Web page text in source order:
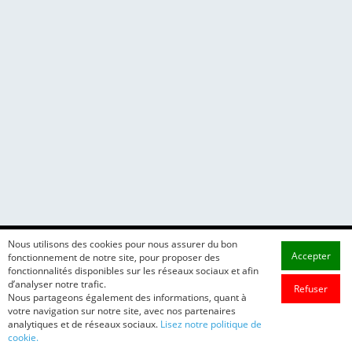
Nous utilisons des cookies pour nous assurer du bon
fonctionnement de notre site, pour proposer des
fonctionnalités disponibles sur les réseaux sociaux et afin
d’analyser notre trafic.
Nous partageons également des informations, quant à
votre navigation sur notre site, avec nos partenaires
analytiques et de réseaux sociaux. Lisez notre politique de
cookie.
Accepter
Refuser